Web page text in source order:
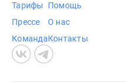
Тарифы
Прессе
Команда
Помощь
О нас
Контакты